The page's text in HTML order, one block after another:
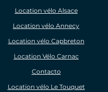
Location vélo Alsace
Location vélo Annecy
Location vélo Capbreton
Location Vélo Carnac
Contacto
Location vélo Le Touquet